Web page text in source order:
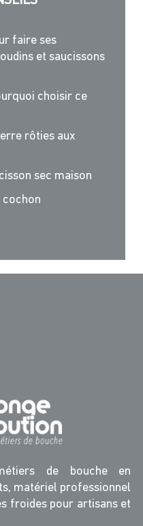
faire ses
et saucissons
choisir ce
rôties aux
sec maison
cochon
de bouche en
matériel professionnel
froides pour artisans et